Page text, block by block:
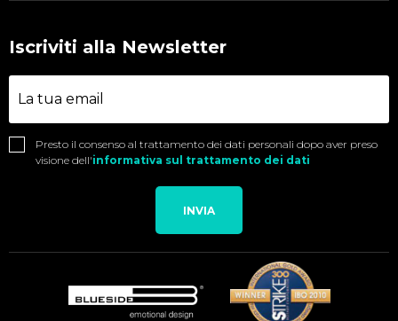
Iscriviti alla Newsletter
Presto il consenso al trattamento dei dati personali dopo aver preso
visione dell'informativa sul trattamento dei dati
INVIA